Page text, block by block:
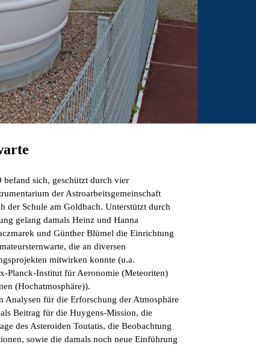
sich, geschützt durch vier
der Astroarbeitsgemeinschaft
der Schule am Goldbach. Unterstützt durch
gelang damals Heinz und Hanna
und Günther Blümel die Einrichtung
die an diversen
mitwirken konnte (u.a.
Planck-Institut für Aeronomie (Meteoriten)
(Hochatmosphäre)).
Analysen für die Erforschung der Atmosphäre
Beitrag für die Huygens-Mission, die
des Asteroiden Toutatis, die Beobachtung
sowie die damals noch neue Einführung